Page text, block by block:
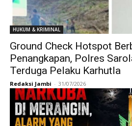
HUKUM & KRIMINAL
Ground Check Hotspot
Penangkapan, Polres
Terduga Pelaku Karhutla
Redaksi Jambi - 31/07/2026